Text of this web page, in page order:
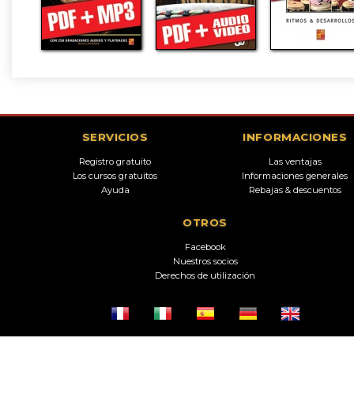
SERVICIOS
Registro gratuito
Los cursos gratuitos
Ayuda
INFORMACIONES
Las ventajas
Informaciones generales
Rebajas & descuentos
OTROS
Facebook
Nuestros socios
Derechos de utilización